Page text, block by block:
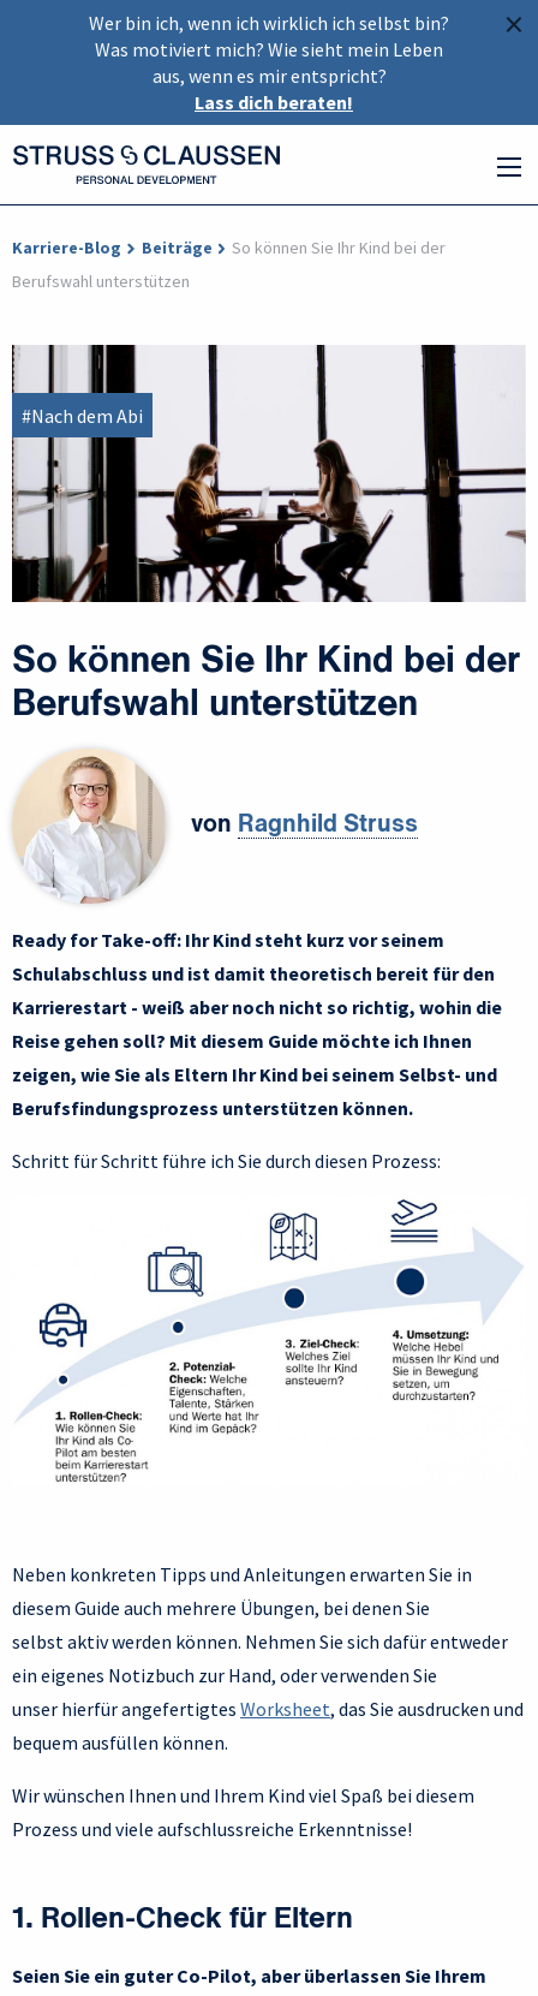
×
Wer bin ich, wenn ich wirklich ich selbst bin?
Was motiviert mich? Wie sieht mein Leben
aus, wenn es mir entspricht?
Lass dich beraten!
Karriere-Blog Beiträge
So können Sie Ihr Kind bei der
Berufswahl unterstützen
#Nach dem Abi
So können Sie Ihr Kind bei der
Berufswahl unterstützen
von Ragnhild Struss
Ready for Take-off: Ihr Kind steht kurz vor seinem
Schulabschluss und ist damit theoretisch bereit für den
Karrierestart - weiß aber noch nicht so richtig, wohin die
Reise gehen soll? Mit diesem Guide möchte ich Ihnen
zeigen, wie Sie als Eltern Ihr Kind bei seinem Selbst- und
Berufsfindungsprozess unterstützen können.
Schritt für Schritt führe ich Sie durch diesen Prozess:
Neben konkreten Tipps und Anleitungen erwarten Sie in
diesem Guide auch mehrere Übungen, bei denen Sie
selbst aktiv werden können. Nehmen Sie sich dafür entweder
ein eigenes Notizbuch zur Hand, oder verwenden Sie
unser hierfür angefertigtes Worksheet, das Sie ausdrucken und
bequem ausfüllen können.
Wir wünschen Ihnen und Ihrem Kind viel Spaß bei diesem
Prozess und viele aufschlussreiche Erkenntnisse!
1. Rollen-Check für Eltern
Seien Sie ein guter Co-Pilot, aber überlassen Sie Ihrem